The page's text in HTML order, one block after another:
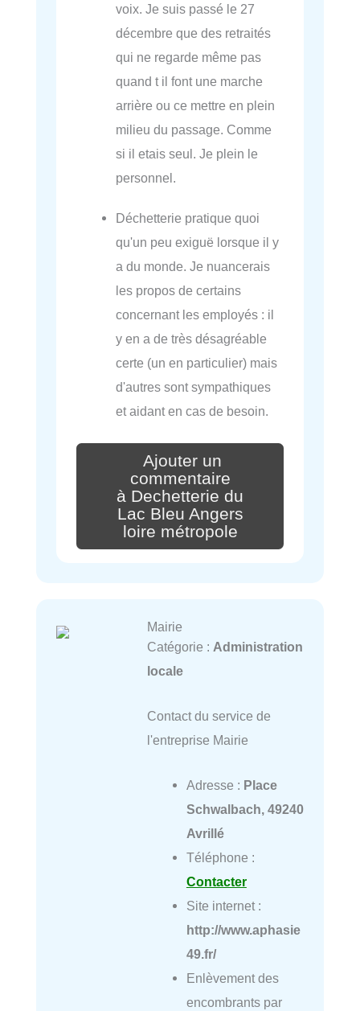
voix. Je suis passé le 27
décembre que des retraités
qui ne regarde même pas
quand t il font une marche
arrière ou ce mettre en plein
milieu du passage. Comme
si il etais seul. Je plein le
personnel.
Déchetterie pratique quoi
qu'un peu exiguë lorsque il y
a du monde. Je nuancerais
les propos de certains
concernant les employés : il
y en a de très désagréable
certe (un en particulier) mais
d'autres sont sympathiques
et aidant en cas de besoin.
Ajouter un
commentaire
à Dechetterie du
Lac Bleu Angers
loire métropole
Mairie
Catégorie : Administration
locale
Contact du service de
l'entreprise Mairie
Adresse : Place
Schwalbach, 49240
Avrillé
Téléphone :
Contacter
Site internet :
http://www.aphasie
49.fr/
Enlèvement des
encombrants par